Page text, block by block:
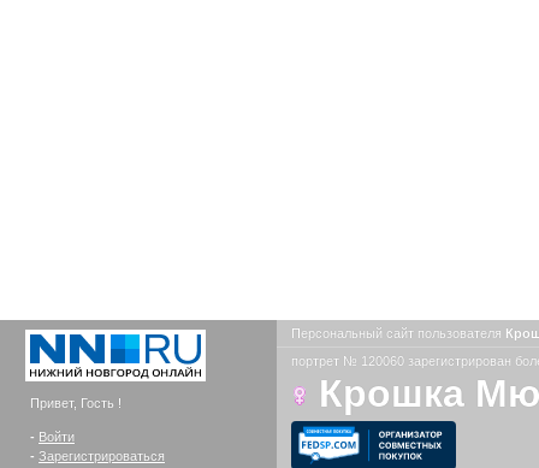
Привет, Гость !
- Войти
- Зарегистрироваться
Персональный сайт пользователя
портрет № 120060 зарегистрирован
Крошка Мю